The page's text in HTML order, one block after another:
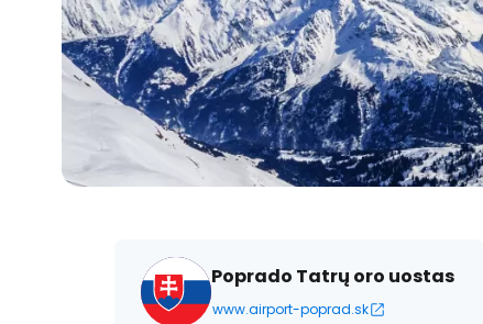
Poprado Tatrų oro uostas
www.airport-poprad.sk